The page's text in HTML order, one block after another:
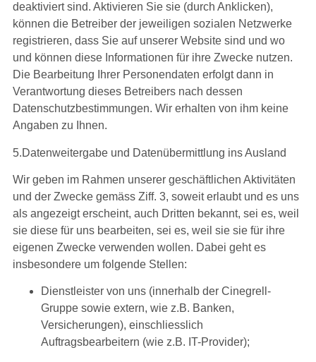
deaktiviert sind. Aktivieren Sie sie (durch Anklicken),
können die Betreiber der jeweiligen sozialen Netzwerke
registrieren, dass Sie auf unserer Website sind und wo
und können diese Informationen für ihre Zwecke nutzen.
Die Bearbeitung Ihrer Personendaten erfolgt dann in
Verantwortung dieses Betreibers nach dessen
Datenschutzbestimmungen. Wir erhalten von ihm keine
Angaben zu Ihnen.
5.Datenweitergabe und Datenübermittlung ins Ausland
Wir geben im Rahmen unserer geschäftlichen Aktivitäten
und der Zwecke gemäss Ziff. 3, soweit erlaubt und es uns
als angezeigt erscheint, auch Dritten bekannt, sei es, weil
sie diese für uns bearbeiten, sei es, weil sie sie für ihre
eigenen Zwecke verwenden wollen. Dabei geht es
insbesondere um folgende Stellen:
Dienstleister von uns (innerhalb der Cinegrell-
Gruppe sowie extern, wie z.B. Banken,
Versicherungen), einschliesslich
Auftragsbearbeitern (wie z.B. IT-Provider);